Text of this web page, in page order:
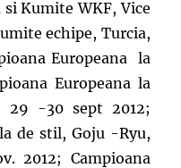
Kumite WKF, Vice
echipe, Turcia,
Europeana la
Europeana la
29 -30 sept 2012;
de stil, Goju -Ryu,
2012; Campioana